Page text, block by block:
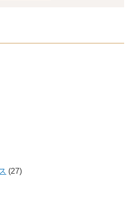
(27)